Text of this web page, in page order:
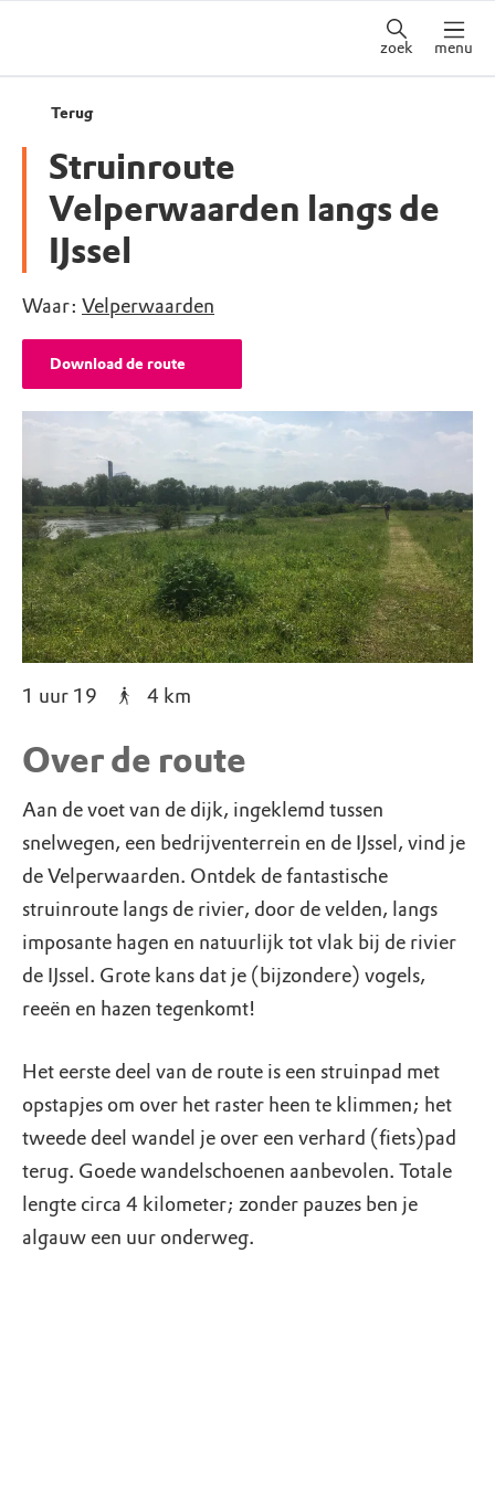
zoek menu
Terug
Struinroute
Velperwaarden langs de
IJssel
Waar: Velperwaarden
Download de route
1 uur 19 4 km
Over de route
Aan de voet van de dijk, ingeklemd tussen
snelwegen, een bedrijventerrein en de IJssel, vind je
de Velperwaarden. Ontdek de fantastische
struinroute langs de rivier, door de velden, langs
imposante hagen en natuurlijk tot vlak bij de rivier
de IJssel. Grote kans dat je (bijzondere) vogels,
reeën en hazen tegenkomt!
Het eerste deel van de route is een struinpad met
opstapjes om over het raster heen te klimmen; het
tweede deel wandel je over een verhard (fiets)pad
terug. Goede wandelschoenen aanbevolen. Totale
lengte circa 4 kilometer; zonder pauzes ben je
algauw een uur onderweg.